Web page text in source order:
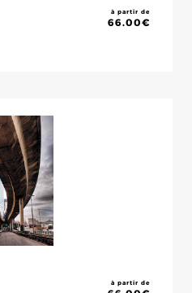
à partir de
66.00€
à partir de